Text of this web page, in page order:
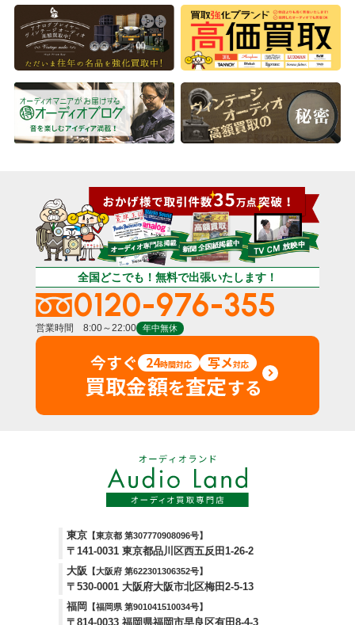
全国どこでも！無料で出張いたします！
0120-976-355
営業時間 8:00～22:00 年中無休
今すぐ 24時間対応 写メ対応
買取金額を査定する
東京 【東京都 第307770908096号】
〒141-0031 東京都品川区西五反田1-26-2
大阪
【大阪府 第622301306352号】
〒530-0001 大阪府大阪市北区梅田2-5-13
福岡
【福岡県 第901041510034号】
〒814-0033 福岡県福岡市早良区有田8-4-3